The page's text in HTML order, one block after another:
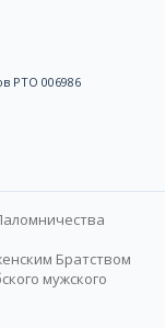
РТО 006986
Братством
мужского